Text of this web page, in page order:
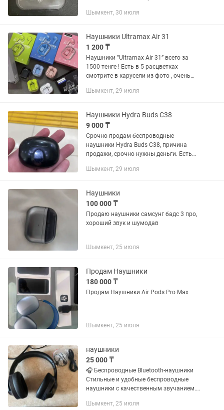
заряжается без проблем. Сами
Шымкент, 30 июля
Наушники Ultramax Air 31
1 200 ₸
Наушники ”Ultramax Air 31” всего за
1500 тенге ! Есть в 5 расцветках
смотрите в карусели из фото , очень
заряда хватает на 5 часов
Шымкент, 29 июля
Наушники Hydra Buds C38
9 000 ₸
Срочно продам беспроводные
наушники Hydra Buds C38, причина
продажи, срочно нужны деньги. Есть
наушников, в том числе чек покупки,
Шымкент, 29 июля
Наушники
100 000 ₸
Продаю наушники самсунг бадс 3 про,
хороший звук и шумодав
Шымкент, 25 июля
Продам Наушники
180 000 ₸
Продам Наушники Air Pods Pro Max
Шымкент, 25 июля
наушники
25 000 ₸
🎧 Беспроводные Bluetooth-наушники
Стильные и удобные беспроводные
наушники с качественным звучанием.
музыки, просмотра фильмов, игр,
Шымкент, 25 июля